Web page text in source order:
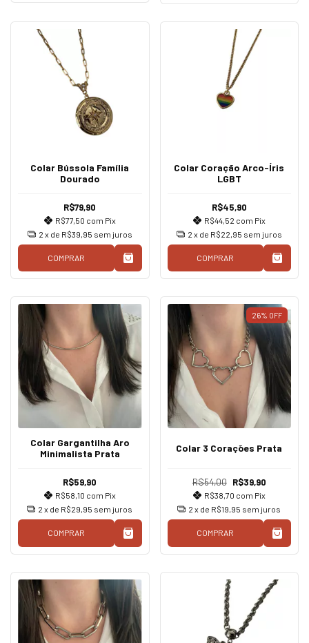
Colar Bússola Família
Dourado
R$79,90
R$77,50 com Pix
2 x de R$39,95 sem juros
COMPRAR
Colar Coração Arco-Íris
LGBT
R$45,90
R$44,52 com Pix
2 x de R$22,95 sem juros
COMPRAR
Colar Gargantilha Aro
Minimalista Prata
R$59,90
R$58,10 com Pix
2 x de R$29,95 sem juros
COMPRAR
26% OFF
Colar 3 Corações Prata
R$54,00 R$39,90
R$38,70 com Pix
2 x de R$19,95 sem juros
COMPRAR